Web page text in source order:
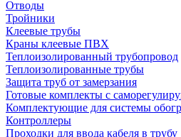
Отводы
Тройники
Клеевые трубы
Краны клеевые ПВХ
Теплоизолированный трубопровод
Теплоизолированные трубы
Защита труб от замерзания
Готовые комплекты с
Комплектующие для системы
Контроллеры
Проходки для ввода кабеля в трубу